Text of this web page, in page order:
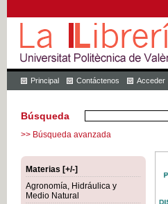
Principal Contáctenos Acceder
Búsqueda
>> Búsqueda avanzada
Materias [+/-]
Agronomía, Hidráulica y
Medio Natural